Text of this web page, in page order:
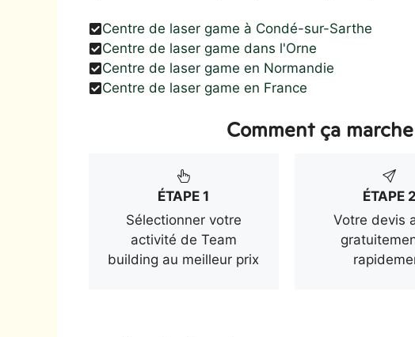
Centre de laser game à Condé-sur-Sarthe
Centre de laser game dans l'Orne
Centre de laser game en Normandie
Centre de laser game en France
Comment ça
ÉTAPE 1
Sélectionner votre
activité de Team
building au meilleur prix
ÉTAPE 2
Votre devis